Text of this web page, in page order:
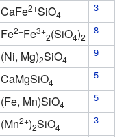
CaFe2+SiO4
Fe2+Fe3+
2(SiO4)2
(Ni, Mg)2SiO4
CaMgSiO4
(Fe, Mn)SiO4
(Mn2+)2SiO4